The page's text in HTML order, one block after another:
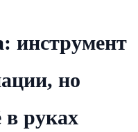
инструмент
но
в руках